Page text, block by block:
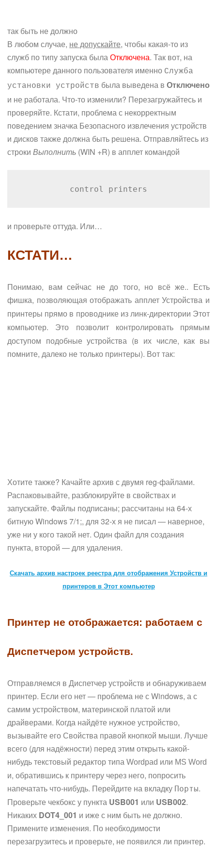
так быть не должно
В любом случае, не допускайте, чтобы какая-то из
служб по типу запуска былаОтключена. Так вот, на
компьютере данного пользователя именно Служба
установки устройств была выведена в Отключено
и не работала. Что-то изменили? Перезагружайтесь и
проверяйте. Кстати, проблема с некорректным
поведением значка Безопасного извлечения устройств
и дисков также должна быть решена. Отправляйтесь из
строки Выполнить (WIN +R) в апплет командой
control printers
и проверьте оттуда. Или…
КСТАТИ…
Понимаю, вам сейчас не до того, но всё же.. Есть
фишка, позволяющая отображать апплетУстройства и
принтеры прямо в проводнике из линк-директории Этот
компьютер. Это позволит контролировать прямым
доступом подобные устройства (в их числе, как вы
помните, далеко не только принтеры). Вот так:
Хотите также? Качайте архив с двумя reg-файлами.
Распаковывайте, разблокируйте в свойствах и
запускайте. Файлы подписаны; рассчитаны на 64-х
битную Windows 7/1;, для 32-х я не писал — наверное,
уже ни у кого такой нет. Один файл для создания
пункта, второй — для удаления.
Скачать архив настроек реестра для отображения Устройств и
принтеров в Этот компьютер
Принтер не отображается: работаем с
Диспетчером устройств.
Отправляемся в Диспетчер устройств и обнаруживаем
принтер. Если его нет — проблема не с Windows, а с
самим устройством, материнской платой или
драйверами. Когда найдёте нужное устройство,
вызывайте его Свойства правой кнопкой мыши. Лучше
всего (для надёжности) перед этим открыть какой-
нибудь текстовый редактор типа Wordpad или MS Word
и, обратившись к принтеру через него, попросить
напечатать что-нибудь. Перейдите на вкладку Порты.
Проверьте чекбокс у пункта USB001 или USB002.
Никаких DOT4_001 и иже с ним быть не должно.
Примените изменения. По необходимости
перезагрузитесь и проверьте, не появился ли принтер.